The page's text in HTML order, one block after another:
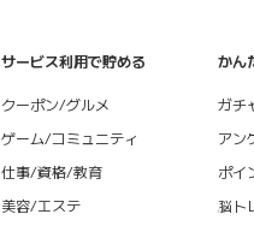
サービス利用で貯める
クーポン/グルメ
ゲーム/コミュニティ
仕事/資格/教育
美容/エステ
かん
ガチ
アン
ポイ
脳ト